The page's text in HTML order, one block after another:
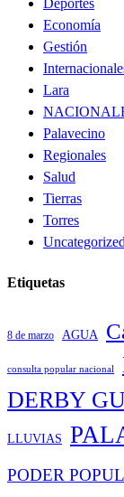
Deportes
Economía
Gestión
Lara
Palavecino
Regionales
Salud
Tierras
Torres
Uncategorized
Etiquetas
8 de marzo AGUA
consulta popular nacional
DERBY
LLUVIAS
PODER